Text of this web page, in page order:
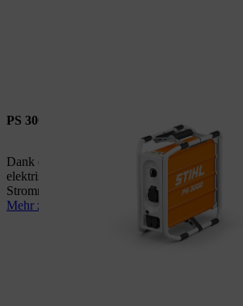
PS 3000
Dank der portablen Stromversorgung STIHL
elektrische Geräte unabhängig von der
Stromnetzes betreiben.
Mehr zur PS 3000